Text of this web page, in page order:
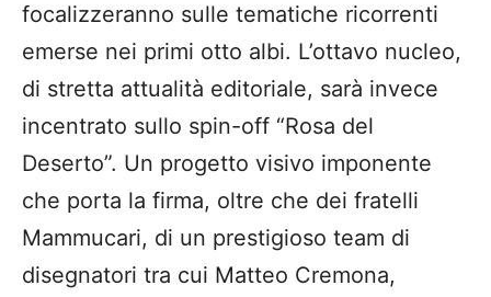
focalizzeranno sulle tematiche ricorrenti
emerse nei primi otto albi. L’ottavo nucleo,
di stretta attualità editoriale, sarà invece
incentrato sullo spin-off “Rosa del
Deserto”. Un progetto visivo imponente
che porta la firma, oltre che dei fratelli
Mammucari, di un prestigioso team di
disegnatori tra cui Matteo Cremona,